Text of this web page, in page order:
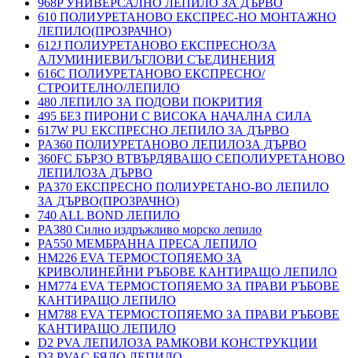
968P УНИВЕРСАЛНО ЛЕПИЛО ЗА ДЪРВО
610 ПОЛИУРЕТАНОВО ЕКСПРЕС-НО МОНТАЖНО
ЛЕПИЛО(ПРОЗРАЧНО)
612J ПОЛИУРЕТАНОВО ЕКСПРЕСНО/ЗА
АЛУМИНИЕВИ/ЪГЛОВИ СЪЕДИНЕНИЯ
616C ПОЛИУРЕТАНОВО ЕКСПРЕСНО/
СТРОИТЕЛНО/ЛЕПИЛО
480 ЛЕПИЛО ЗА ПОДОВИ ПОКРИТИЯ
495 БЕЗ ПИРОНИ С ВИСОКА НАЧАЛНА СИЛА
617W PU ЕКСПРЕСНО ЛЕПИЛО ЗА ДЪРВО
PA360 ПОЛИУРЕТАНОВО ЛЕПИЛОЗА ДЪРВО
360FC БЪРЗО ВТВЪРДЯВАЩО СЕПОЛИУРЕТАНОВО
ЛЕПИЛОЗА ДЪРВО
PA370 ЕКСПРЕСНО ПОЛИУРЕТАНО-ВО ЛЕПИЛО
ЗА ДЪРВО(ПРОЗРАЧНО)
740 ALL BOND ЛЕПИЛО
PA380 Силно издръжливо морско лепило
PA550 МЕМБРАННА ПРЕСА ЛЕПИЛО
HM226 EVA ТЕРМОСТОПЯЕМО ЗА
КРИВОЛИНЕЙНИ РЪБОВЕ КАНТИРАЩО ЛЕПИЛО
HM774 EVA ТЕРМОСТОПЯЕМО ЗА ПРАВИ РЪБОВЕ
КАНТИРАЩО ЛЕПИЛО
HM788 EVA ТЕРМОСТОПЯЕМО ЗА ПРАВИ РЪБОВЕ
КАНТИРАЩО ЛЕПИЛО
D2 PVA ЛЕПИЛОЗА РАМКОВИ КОНСТРУКЦИИ